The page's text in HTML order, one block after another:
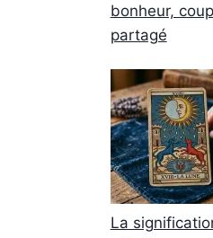
bonheur,
partagé
La